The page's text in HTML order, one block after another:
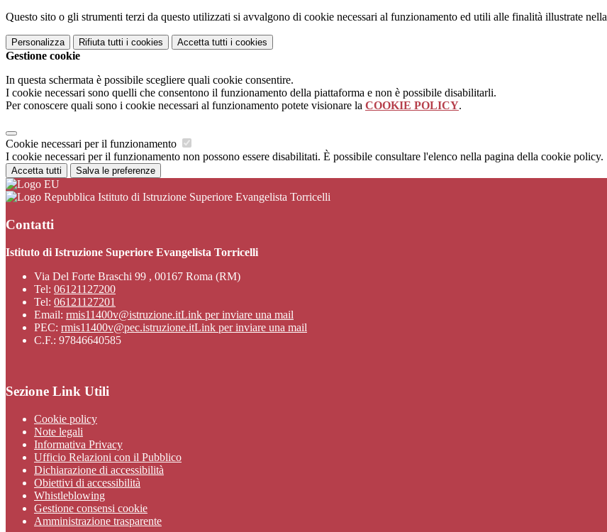
Questo sito o gli strumenti terzi da questo utilizzati si avvalgono di cookie necessari al funzionamento ed utili alle finalità illustrate nella
Personalizza Rifiuta tutti i cookies Accetta tutti i cookies
Gestione cookie
In questa schermata è possibile scegliere quali cookie consentire.
I cookie necessari sono quelli che consentono il funzionamento della piattaforma e non è possibile disabilitarli.
Per conoscere quali sono i cookie necessari al funzionamento potete visionare la COOKIE POLICY.
Cookie necessari per il funzionamento
I cookie necessari per il funzionamento non possono essere disabilitati. È possibile consultare l'elenco nella pagina della cookie policy.
Accetta tutti Salva le preferenze
Istituto di Istruzione Superiore Evangelista Torricelli
Contatti
Istituto di Istruzione Superiore Evangelista Torricelli
Via Del Forte Braschi 99 , 00167 Roma (RM)
Tel: 06121127200
Tel: 06121127201
Email: rmis11400v@istruzione.itLink per inviare una mail
PEC: rmis11400v@pec.istruzione.itLink per inviare una mail
C.F.: 97846640585
Sezione Link Utili
Cookie policy
Note legali
Informativa Privacy
Ufficio Relazioni con il Pubblico
Dichiarazione di accessibilità
Obiettivi di accessibilità
Whistleblowing
Gestione consensi cookie
Amministrazione trasparente